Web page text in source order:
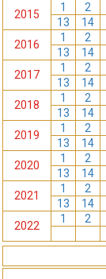
2015
1 2
13
14
2016
1 2
13
14
2017
1 2
13
14
2018
1 2
13
14
2019
1 2
13
14
2020
1 2
13
14
2021
1 2
13
14
2022
1 2